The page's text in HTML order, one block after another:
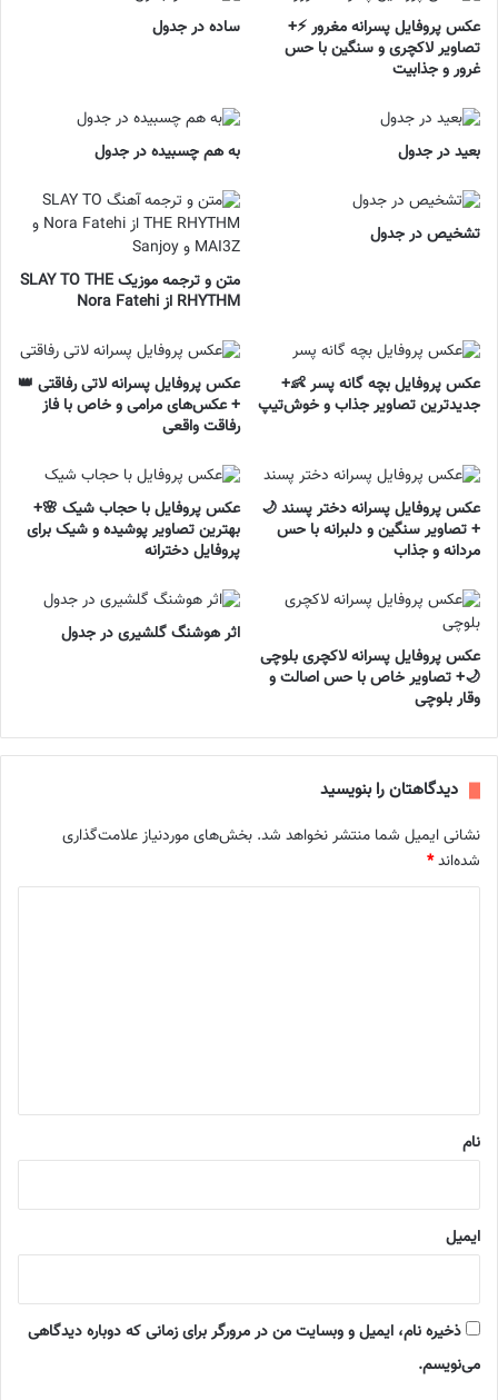
عکس پروفایل پسرانه مغرور ⚡+
تصاویر لاکچری و سنگین با حس
غرور و جذابیت
ساده در جدول
بعید در جدول به هم چسبیده در جدول
تشخیص در جدول
متن و ترجمه موزیک SLAY TO THE
RHYTHM از Nora Fatehi
عکس پروفایل بچه گانه پسر 👶+
جدیدترین تصاویر جذاب و خوش‌تیپ
عکس پروفایل پسرانه لاتی رفاقتی 👑
+ عکس‌های مرامی و خاص با فاز
رفاقت واقعی
عکس پروفایل پسرانه دختر پسند 🌙
+ تصاویر سنگین و دلبرانه با حس
مردانه و جذاب
عکس پروفایل با حجاب شیک 🌸+
بهترین تصاویر پوشیده و شیک برای
پروفایل دخترانه
عکس پروفایل پسرانه لاکچری بلوچی
🌙+ تصاویر خاص با حس اصالت و
وقار بلوچی
اثر هوشنگ گلشیری در جدول
دیدگاهتان را بنویسید
نشانی ایمیل شما منتشر نخواهد شد. بخش‌های موردنیاز علامت‌گذاری
شده‌اند*
نام
ایمیل
ذخیره نام، ایمیل و وبسایت من در مرورگر برای زمانی که دوباره دیدگاهی
می‌نویسم.